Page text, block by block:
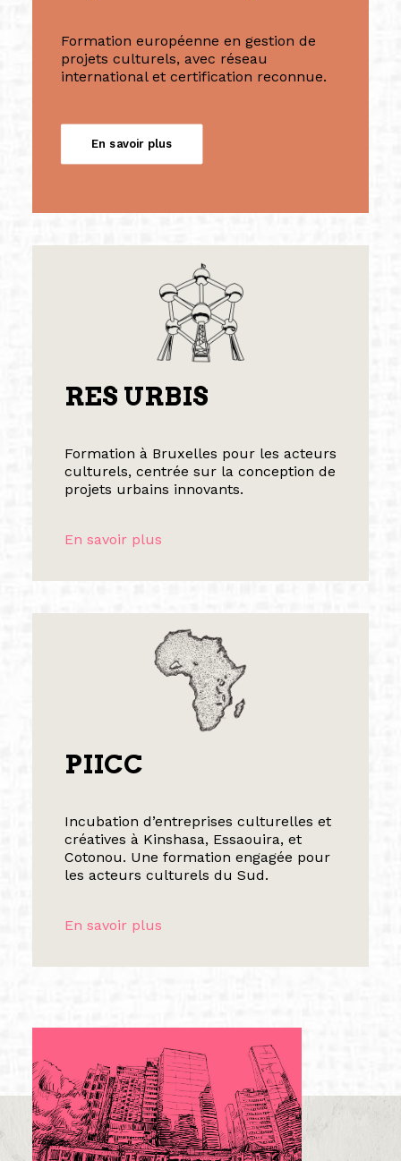
Formation européenne en gestion de
projets culturels, avec réseau
international et certification reconnue.
En savoir plus
RES URBIS
Formation à Bruxelles pour les acteurs
culturels, centrée sur la conception de
projets urbains innovants.
En savoir plus
PIICC
Incubation d’entreprises culturelles et
créatives à Kinshasa, Essaouira, et
Cotonou. Une formation engagée pour
les acteurs culturels du Sud.
En savoir plus